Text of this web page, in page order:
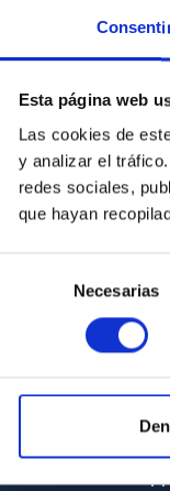
Esta página web
Las cookies de
y analizar el
redes sociales,
que hayan
consentimiento
Necesarias